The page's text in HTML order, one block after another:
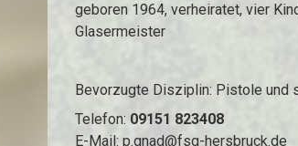
geboren 1964, verheiratet, vier
Glasermeister
Bevorzugte Disziplin: Pistole und
Telefon: 09151 823408
E-Mail: p.gnad@fsg-hersbruck.de